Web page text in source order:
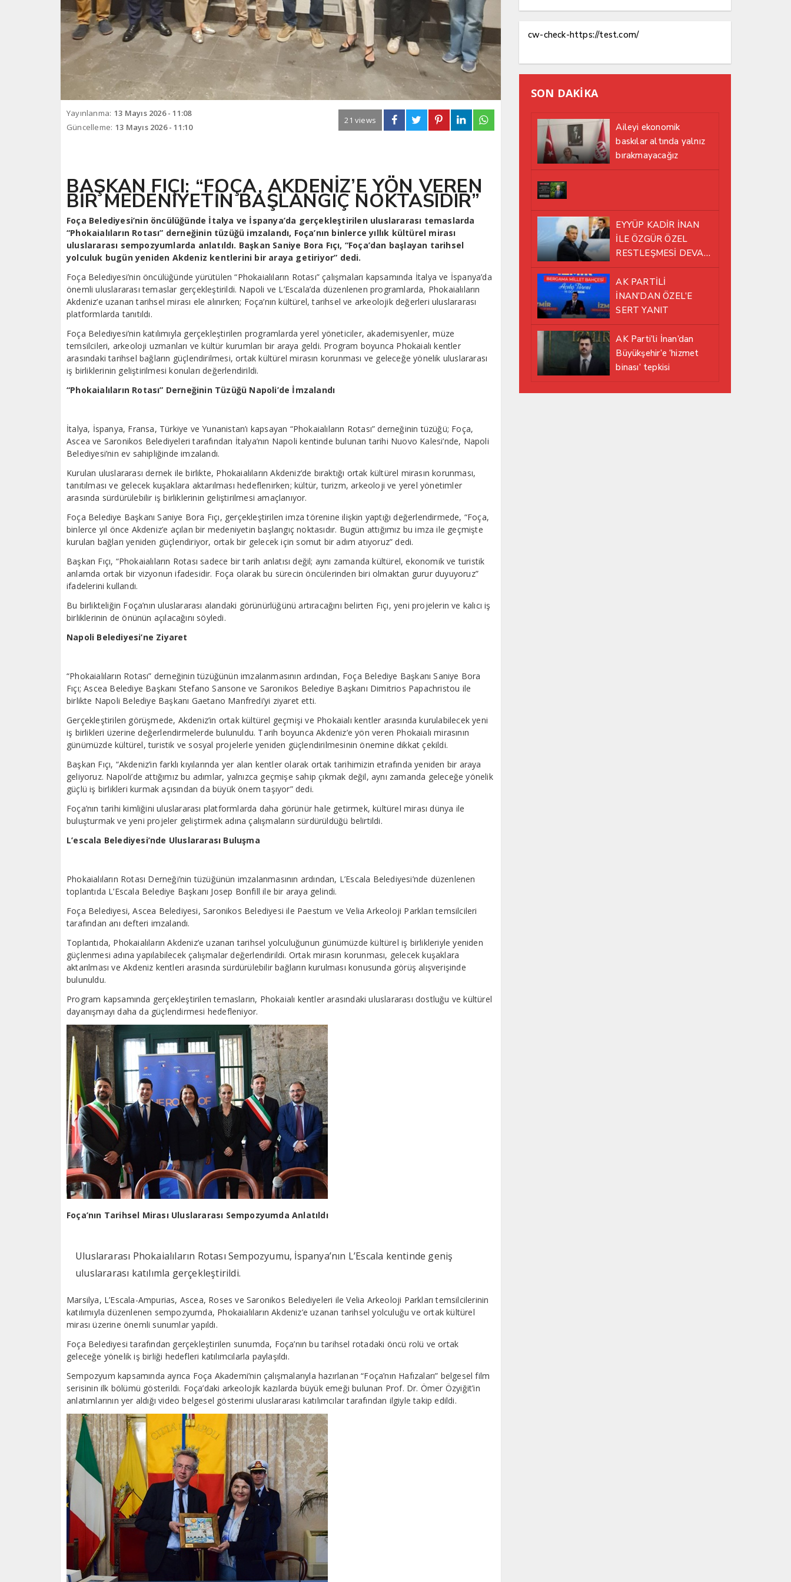
Yayınlanma: 13 Mayıs 2026 - 11:08
Güncelleme: 13 Mayıs 2026 - 11:10
21 views
BAŞKAN FIÇI: “FOÇA, AKDENİZ’E YÖN VEREN
BİR MEDENİYETİN BAŞLANGIÇ NOKTASIDIR”
Foça Belediyesi’nin öncülüğünde İtalya ve İspanya’da gerçekleştirilen uluslararası temaslarda
“Phokaialıların Rotası” derneğinin tüzüğü imzalandı, Foça’nın binlerce yıllık kültürel mirası
uluslararası sempozyumlarda anlatıldı. Başkan Saniye Bora Fıçı, “Foça’dan başlayan tarihsel
yolculuk bugün yeniden Akdeniz kentlerini bir araya getiriyor” dedi.
Foça Belediyesi’nin öncülüğünde yürütülen “Phokaialıların Rotası” çalışmaları kapsamında İtalya ve İspanya’da
önemli uluslararası temaslar gerçekleştirildi. Napoli ve L’Escala’da düzenlenen programlarda, Phokaialıların
Akdeniz’e uzanan tarihsel mirası ele alınırken; Foça’nın kültürel, tarihsel ve arkeolojik değerleri uluslararası
platformlarda tanıtıldı.
Foça Belediyesi’nin katılımıyla gerçekleştirilen programlarda yerel yöneticiler, akademisyenler, müze
temsilcileri, arkeoloji uzmanları ve kültür kurumları bir araya geldi. Program boyunca Phokaialı kentler
arasındaki tarihsel bağların güçlendirilmesi, ortak kültürel mirasın korunması ve geleceğe yönelik uluslararası
iş birliklerinin geliştirilmesi konuları değerlendirildi.
“Phokaialıların Rotası” Derneğinin Tüzüğü Napoli’de İmzalandı
İtalya, İspanya, Fransa, Türkiye ve Yunanistan’ı kapsayan “Phokaialıların Rotası” derneğinin tüzüğü; Foça,
Ascea ve Saronikos Belediyeleri tarafından İtalya’nın Napoli kentinde bulunan tarihi Nuovo Kalesi’nde, Napoli
Belediyesi’nin ev sahipliğinde imzalandı.
Kurulan uluslararası dernek ile birlikte, Phokaialıların Akdeniz’de bıraktığı ortak kültürel mirasın korunması,
tanıtılması ve gelecek kuşaklara aktarılması hedeflenirken; kültür, turizm, arkeoloji ve yerel yönetimler
arasında sürdürülebilir iş birliklerinin geliştirilmesi amaçlanıyor.
Foça Belediye Başkanı Saniye Bora Fıçı, gerçekleştirilen imza törenine ilişkin yaptığı değerlendirmede, “Foça,
binlerce yıl önce Akdeniz’e açılan bir medeniyetin başlangıç noktasıdır. Bugün attığımız bu imza ile geçmişte
kurulan bağları yeniden güçlendiriyor, ortak bir gelecek için somut bir adım atıyoruz” dedi.
Başkan Fıçı, “Phokaialıların Rotası sadece bir tarih anlatısı değil; aynı zamanda kültürel, ekonomik ve turistik
anlamda ortak bir vizyonun ifadesidir. Foça olarak bu sürecin öncülerinden biri olmaktan gurur duyuyoruz”
ifadelerini kullandı.
Bu birlikteliğin Foça’nın uluslararası alandaki görünürlüğünü artıracağını belirten Fıçı, yeni projelerin ve kalıcı iş
birliklerinin de önünün açılacağını söyledi.
Napoli Belediyesi’ne Ziyaret
“Phokaialıların Rotası” derneğinin tüzüğünün imzalanmasının ardından, Foça Belediye Başkanı Saniye Bora
Fıçı; Ascea Belediye Başkanı Stefano Sansone ve Saronikos Belediye Başkanı Dimitrios Papachristou ile
birlikte Napoli Belediye Başkanı Gaetano Manfredi’yi ziyaret etti.
Gerçekleştirilen görüşmede, Akdeniz’in ortak kültürel geçmişi ve Phokaialı kentler arasında kurulabilecek yeni
iş birlikleri üzerine değerlendirmelerde bulunuldu. Tarih boyunca Akdeniz’e yön veren Phokaialı mirasının
günümüzde kültürel, turistik ve sosyal projelerle yeniden güçlendirilmesinin önemine dikkat çekildi.
Başkan Fıçı, “Akdeniz’in farklı kıyılarında yer alan kentler olarak ortak tarihimizin etrafında yeniden bir araya
geliyoruz. Napoli’de attığımız bu adımlar, yalnızca geçmişe sahip çıkmak değil, aynı zamanda geleceğe yönelik
güçlü iş birlikleri kurmak açısından da büyük önem taşıyor” dedi.
Foça’nın tarihi kimliğini uluslararası platformlarda daha görünür hale getirmek, kültürel mirası dünya ile
buluşturmak ve yeni projeler geliştirmek adına çalışmaların sürdürüldüğü belirtildi.
L’escala Belediyesi’nde Uluslararası Buluşma
Phokaialıların Rotası Derneği’nin tüzüğünün imzalanmasının ardından, L’Escala Belediyesi’nde düzenlenen
toplantıda L’Escala Belediye Başkanı Josep Bonfill ile bir araya gelindi.
Foça Belediyesi, Ascea Belediyesi, Saronikos Belediyesi ile Paestum ve Velia Arkeoloji Parkları temsilcileri
tarafından anı defteri imzalandı.
Toplantıda, Phokaialıların Akdeniz’e uzanan tarihsel yolculuğunun günümüzde kültürel iş birlikleriyle yeniden
güçlenmesi adına yapılabilecek çalışmalar değerlendirildi. Ortak mirasın korunması, gelecek kuşaklara
aktarılması ve Akdeniz kentleri arasında sürdürülebilir bağların kurulması konusunda görüş alışverişinde
bulunuldu.
Program kapsamında gerçekleştirilen temasların, Phokaialı kentler arasındaki uluslararası dostluğu ve kültürel
dayanışmayı daha da güçlendirmesi hedefleniyor.
Foça’nın Tarihsel Mirası Uluslararası Sempozyumda Anlatıldı
Uluslararası Phokaialıların Rotası Sempozyumu, İspanya’nın L’Escala kentinde geniş
uluslararası katılımla gerçekleştirildi.
Marsilya, L’Escala-Ampurias, Ascea, Roses ve Saronikos Belediyeleri ile Velia Arkeoloji Parkları temsilcilerinin
katılımıyla düzenlenen sempozyumda, Phokaialıların Akdeniz’e uzanan tarihsel yolculuğu ve ortak kültürel
mirası üzerine önemli sunumlar yapıldı.
Foça Belediyesi tarafından gerçekleştirilen sunumda, Foça’nın bu tarihsel rotadaki öncü rolü ve ortak
geleceğe yönelik iş birliği hedefleri katılımcılarla paylaşıldı.
Sempozyum kapsamında ayrıca Foça Akademi’nin çalışmalarıyla hazırlanan “Foça’nın Hafızaları” belgesel film
serisinin ilk bölümü gösterildi. Foça’daki arkeolojik kazılarda büyük emeği bulunan Prof. Dr. Ömer Özyiğit’in
anlatımlarının yer aldığı video belgesel gösterimi uluslararası katılımcılar tarafından ilgiyle takip edildi.
cw-check-https://test.com/
SON DAKİKA
Aileyi ekonomik
baskılar altında yalnız
bırakmayacağız
EYYÜP KADİR İNAN
İLE ÖZGÜR ÖZEL
RESTLEŞMESİ DEVAM
EDİYOR
AK PARTİLİ
İNAN’DAN ÖZEL’E
SERT YANIT
AK Parti’li İnan’dan
Büyükşehir’e ‘hizmet
binası’ tepkisi